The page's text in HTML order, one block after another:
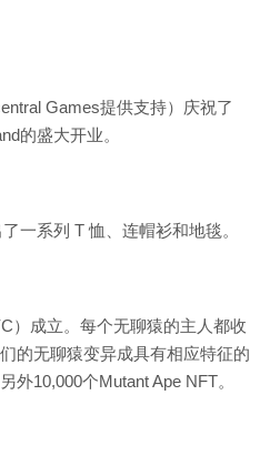
Games提供支持）庆祝了
的盛大开业。
一系列 T 恤、连帽衫和地毯。
）成立。每个无聊猿的主人都收
的无聊猿变异成具有相应特征的
外10,000个Mutant Ape NFT。